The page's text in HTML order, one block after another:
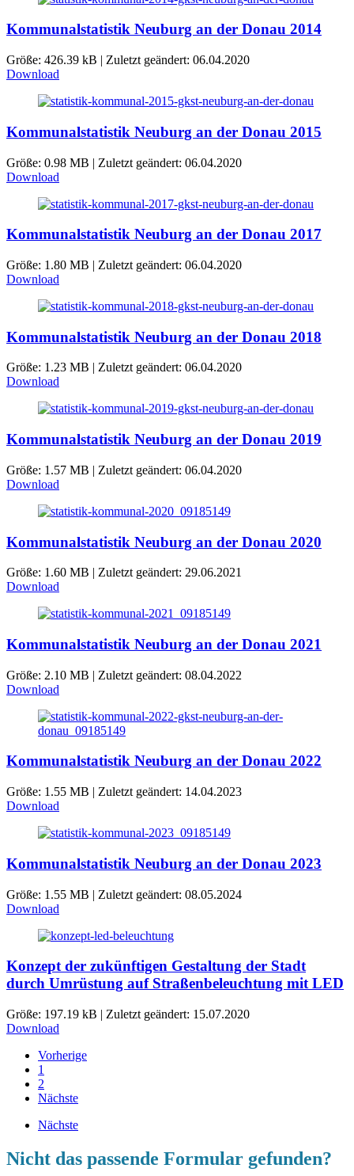
Kommunalstatistik Neuburg an der Donau 2014
Größe: 426.39 kB | Zuletzt geändert: 06.04.2020
Download
Kommunalstatistik Neuburg an der Donau 2015
Größe: 0.98 MB | Zuletzt geändert: 06.04.2020
Download
Kommunalstatistik Neuburg an der Donau 2017
Größe: 1.80 MB | Zuletzt geändert: 06.04.2020
Download
Kommunalstatistik Neuburg an der Donau 2018
Größe: 1.23 MB | Zuletzt geändert: 06.04.2020
Download
Kommunalstatistik Neuburg an der Donau 2019
Größe: 1.57 MB | Zuletzt geändert: 06.04.2020
Download
Kommunalstatistik Neuburg an der Donau 2020
Größe: 1.60 MB | Zuletzt geändert: 29.06.2021
Download
Kommunalstatistik Neuburg an der Donau 2021
Größe: 2.10 MB | Zuletzt geändert: 08.04.2022
Download
Kommunalstatistik Neuburg an der Donau 2022
Größe: 1.55 MB | Zuletzt geändert: 14.04.2023
Download
Kommunalstatistik Neuburg an der Donau 2023
Größe: 1.55 MB | Zuletzt geändert: 08.05.2024
Download
Konzept der zukünftigen Gestaltung der Stadt
durch Umrüstung auf Straßenbeleuchtung mit LED
Größe: 197.19 kB | Zuletzt geändert: 15.07.2020
Download
Vorherige
1
2
Nächste
Nächste
Nicht das passende Formular gefunden?